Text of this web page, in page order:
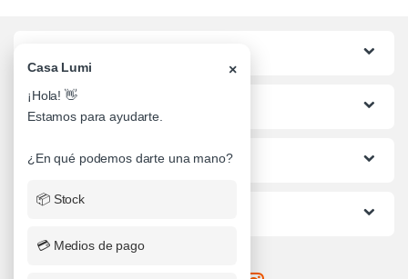
Informacion al Cliente
Casa Lumi ×
¡Hola! 👋
Estamos para ayudarte.
¿En qué podemos darte una mano?
📦 Stock
💳 Medios de pago